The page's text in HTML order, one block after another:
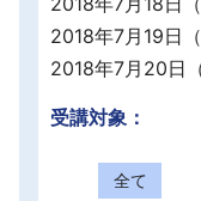
2018年7月19日
2018年7月20日
受講対象：
全て